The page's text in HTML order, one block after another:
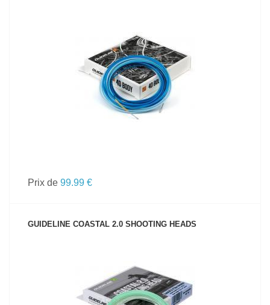
VOIR LE PRODUIT
Prix de 99.99 €
GUIDELINE COASTAL 2.0 SHOOTING HEADS
VOIR LE PRODUIT